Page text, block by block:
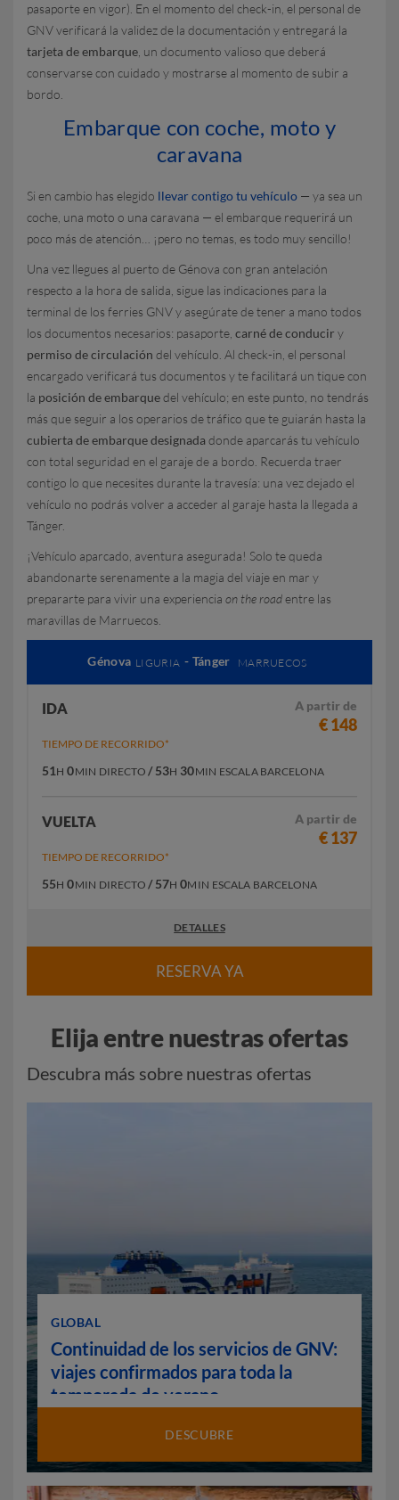
pasaporte en vigor). En el momento del check-in, el personal de
GNV verificará la validez de la documentación y entregará la
tarjeta de embarque , un documento valioso que deberá
conservarse con cuidado y mostrarse al momento de subir a
bordo.
Embarque con coche, moto y
caravana
Si en cambio has elegido llevar contigo tu vehículo — ya sea un
coche, una moto o una caravana — el embarque requerirá un
poco más de atención… ¡pero no temas, es todo muy sencillo!
Una vez llegues al puerto de Génova con gran antelación
respecto a la hora de salida, sigue las indicaciones para la
terminal de los ferries GNV y asegúrate de tener a mano todos
los documentos necesarios: pasaporte, carné de conducir y
permiso de circulación del vehículo. Al check-in, el personal
encargado verificará tus documentos y te facilitará un tique con
la posición de embarquedel vehículo; en este punto, no tendrás
más que seguir a los operarios de tráfico que te guiarán hasta la
cubierta de embarque designada donde aparcarás tu vehículo
con total seguridad en el garaje de a bordo. Recuerda traer
contigo lo que necesites durante la travesía: una vez dejado el
vehículo no podrás volver a acceder al garaje hasta la llegada a
Tánger.
¡Vehículo aparcado, aventura asegurada! Solo te queda
abandonarte serenamente a la magia del viaje en mar y
prepararte para vivir una experiencia on the roadentre las
maravillas de Marruecos.
Génova LIGURIA - Tánger MARRUECOS
IDA A partir de
€ 148
TIEMPO DE RECORRIDO*
51 H 0MIN DIRECTO / 53H 30MIN ESCALA BARCELONA
VUELTA A partir de
€ 137
TIEMPO DE RECORRIDO*
55H 0MIN DIRECTO / 57H 0MIN ESCALA BARCELONA
DETALLES
RESERVA YA
Elija entre nuestras ofertas
Descubra más sobre nuestras ofertas
GLOBAL
Continuidad de los servicios de GNV:
viajes confirmados para toda la
temporada de verano
DESCUBRE